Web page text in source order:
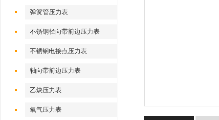
弹簧管压力表
不锈钢径向带前边压力表
不锈钢电接点压力表
轴向带前边压力表
乙炔压力表
氧气压力表